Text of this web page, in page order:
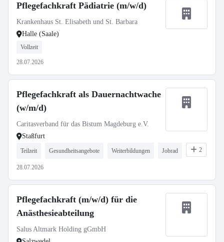
Pflegefachkraft Pädiatrie (m/w/d)
Krankenhaus St. Elisabeth und St. Barbara
Halle (Saale)
Vollzeit
28.07.2026
Pflegefachkraft als Dauernachtwache
(w/m/d)
Caritasverband für das Bistum Magdeburg e.V.
Staßfurt
Teilzeit Gesundheitsangebote Weiterbildungen Jobrad 2
28.07.2026
Pflegefachkraft (m/w/d) für die
Anästhesieabteilung
Salus Altmark Holding gGmbH